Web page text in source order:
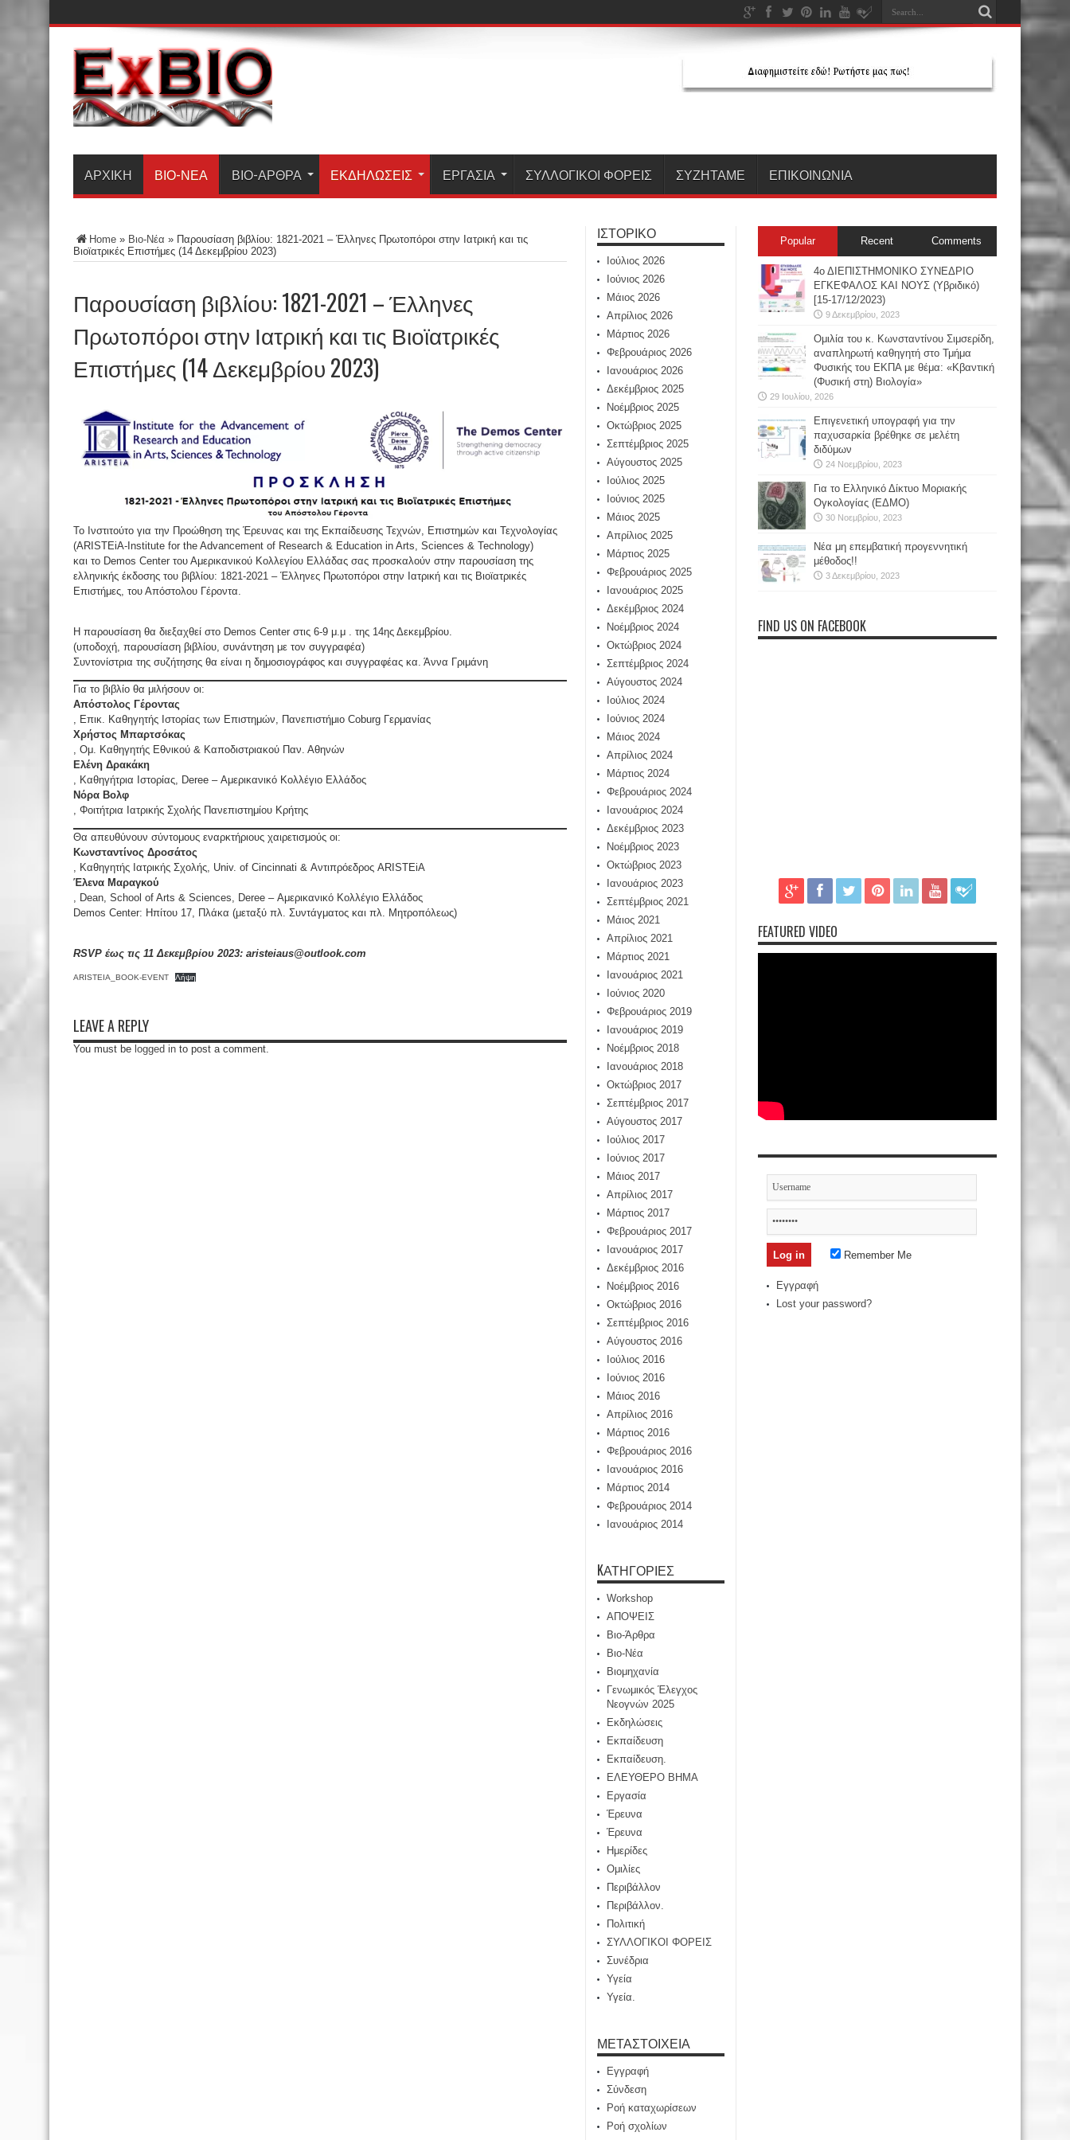
ΑΡΧΙΚΗ ΒΙΟ-ΝΈΑ ΒΙΟ-ΆΡΘΡΑ ΕΚΔΗΛΏΣΕΙΣ ΕΡΓΑΣΊΑ ΣΥΛΛΟΓΙΚΟΙ ΦΟΡΕΙΣ ΣΥΖΗΤΑΜΕ ΕΠΙΚΟΙΝΩΝΙΑ
Home » Βιο-Νέα » Παρουσίαση βιβλίου: 1821-2021 – Έλληνες Πρωτοπόροι στην Ιατρική και τις
Βιοϊατρικές Επιστήμες (14 Δεκεμβρίου 2023)
Παρουσίαση βιβλίου: 1821-2021 – Έλληνες
Πρωτοπόροι στην Ιατρική και τις Βιοϊατρικές
Επιστήμες (14 Δεκεμβρίου 2023)
Το Ινστιτούτο για την Προώθηση της Έρευνας και της Εκπαίδευσης Τεχνών, Επιστημών και Τεχνολογίας
(ARISTEiA-Institute for the Advancement of Research & Education in Arts, Sciences & Technology)
και το Demos Center του Αμερικανικού Κολλεγίου Ελλάδας σας προσκαλούν στην παρουσίαση της
ελληνικής έκδοσης του βιβλίου: 1821-2021 – Έλληνες Πρωτοπόροι στην Ιατρική και τις Βιοϊατρικές
Επιστήμες, του Απόστολου Γέροντα.
Η παρουσίαση θα διεξαχθεί στο Demos Center στις 6-9 μ.μ . της 14ης Δεκεμβρίου.
(υποδοχή, παρουσίαση βιβλίου, συνάντηση με τον συγγραφέα)
Συντονίστρια της συζήτησης θα είναι η δημοσιογράφος και συγγραφέας κα. Άννα Γριμάνη
Για το βιβλίο θα μιλήσουν οι:
Απόστολος Γέροντας
, Επικ. Καθηγητής Ιστορίας των Επιστημών, Πανεπιστήμιο Coburg Γερμανίας
Χρήστος Μπαρτσόκας
, Ομ. Καθηγητής Εθνικού & Καποδιστριακού Παν. Αθηνών
Ελένη Δρακάκη
, Καθηγήτρια Ιστορίας, Deree – Αμερικανικό Κολλέγιο Ελλάδος
Νόρα Βολφ
, Φοιτήτρια Ιατρικής Σχολής Πανεπιστημίου Κρήτης
Θα απευθύνουν σύντομους εναρκτήριους χαιρετισμούς οι:
Κωνσταντίνος Δροσάτος
, Καθηγητής Ιατρικής Σχολής, Univ. of Cincinnati & Αντιπρόεδρος ARISTEiA
Έλενα Μαραγκού
, Dean, School of Arts & Sciences, Deree – Αμερικανικό Κολλέγιο Ελλάδος
Demos Center: Ηπίτου 17, Πλάκα (μεταξύ πλ. Συντάγματος και πλ. Μητροπόλεως)
RSVP έως τις 11 Δεκεμβρίου 2023: aristeiaus@outlook.com
ARISTEIA_BOOK-EVENT Λήψη
LEAVE A REPLY
You must be logged in to post a comment.
ΙΣΤΟΡΙΚΌ
Ιούλιος 2026
Ιούνιος 2026
Μάιος 2026
Απρίλιος 2026
Μάρτιος 2026
Φεβρουάριος 2026
Ιανουάριος 2026
Δεκέμβριος 2025
Νοέμβριος 2025
Οκτώβριος 2025
Σεπτέμβριος 2025
Αύγουστος 2025
Ιούλιος 2025
Ιούνιος 2025
Μάιος 2025
Απρίλιος 2025
Μάρτιος 2025
Φεβρουάριος 2025
Ιανουάριος 2025
Δεκέμβριος 2024
Νοέμβριος 2024
Οκτώβριος 2024
Σεπτέμβριος 2024
Αύγουστος 2024
Ιούλιος 2024
Ιούνιος 2024
Μάιος 2024
Απρίλιος 2024
Μάρτιος 2024
Φεβρουάριος 2024
Ιανουάριος 2024
Δεκέμβριος 2023
Νοέμβριος 2023
Οκτώβριος 2023
Ιανουάριος 2023
Σεπτέμβριος 2021
Μάιος 2021
Απρίλιος 2021
Μάρτιος 2021
Ιανουάριος 2021
Ιούνιος 2020
Φεβρουάριος 2019
Ιανουάριος 2019
Νοέμβριος 2018
Ιανουάριος 2018
Οκτώβριος 2017
Σεπτέμβριος 2017
Αύγουστος 2017
Ιούλιος 2017
Ιούνιος 2017
Μάιος 2017
Απρίλιος 2017
Μάρτιος 2017
Φεβρουάριος 2017
Ιανουάριος 2017
Δεκέμβριος 2016
Νοέμβριος 2016
Οκτώβριος 2016
Σεπτέμβριος 2016
Αύγουστος 2016
Ιούλιος 2016
Ιούνιος 2016
Μάιος 2016
Απρίλιος 2016
Μάρτιος 2016
Φεβρουάριος 2016
Ιανουάριος 2016
Μάρτιος 2014
Φεβρουάριος 2014
Ιανουάριος 2014
KΑΤΗΓΟΡΊΕΣ
Workshop
ΑΠΟΨΕΙΣ
Βιο-Άρθρα
Βιο-Νέα
Βιομηχανία
Γενωμικός Έλεγχος
Νεογνών 2025
Εκδηλώσεις
Εκπαίδευση
Εκπαίδευση.
ΕΛΕΥΘΕΡΟ ΒΗΜΑ
Εργασία
Έρευνα
Έρευνα
Ημερίδες
Ομιλίες
Περιβάλλον
Περιβάλλον.
Πολιτική
ΣΥΛΛΟΓΙΚΟΙ ΦΟΡΕΙΣ
Συνέδρια
Υγεία
Υγεία.
ΜΕΤΑΣΤΟΙΧΕΊΑ
Εγγραφή
Σύνδεση
Ροή καταχωρίσεων
Ροή σχολίων
Popular Recent Comments
4ο ΔΙΕΠΙΣΤΗΜΟΝΙΚΟ ΣΥΝΕΔΡΙΟ
ΕΓΚΕΦΑΛΟΣ ΚΑΙ ΝΟΥΣ (Υβριδικό)
[15-17/12/2023)
9 Δεκεμβρίου, 2023
Oμιλία του κ. Κωνσταντίνου Σιμσερίδη,
αναπληρωτή καθηγητή στο Τμήμα
Φυσικής του ΕΚΠΑ με θέμα: «Κβαντική
(Φυσική στη) Βιολογία»
29 Ιουλίου, 2026
Επιγενετική υπογραφή για την
παχυσαρκία βρέθηκε σε μελέτη
διδύμων
24 Νοεμβρίου, 2023
Για το Ελληνικό Δίκτυο Μοριακής
Ογκολογίας (ΕΔΜΟ)
30 Νοεμβρίου, 2023
Νέα μη επεμβατική προγεννητική
μέθοδος!!
3 Δεκεμβρίου, 2023
FIND US ON FACEBOOK
FEATURED VIDEO
Remember Me
Εγγραφή
Lost your password?